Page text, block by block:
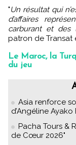
"Un résultat qui
d’affaires
carburant et des
patron de Transat
Le Maroc, la
du jeu
Asia renforce
d’Angéline Ayako
Pacha Tours &
de Cœur 2026"